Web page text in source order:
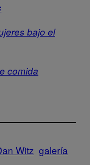
bajo el
comida
Witz galería